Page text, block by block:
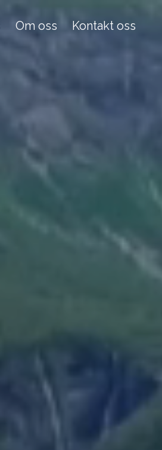
Om oss Kontakt oss